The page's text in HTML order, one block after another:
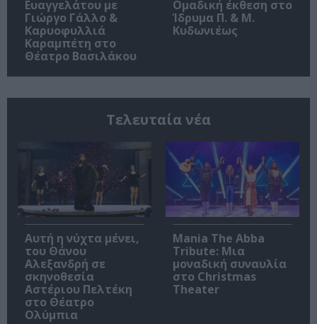
Ευαγγελάτου με
Γιώργο Γάλλο &
Καρυοφυλλιά
Καραμπέτη στο
Θέατρο Βασιλάκου
Ομαδική έκθεση στο
Ίδρυμα Π. & Μ.
Κυδωνιέως
Τελευταία νέα
Αυτή η νύχτα μένει,
του Θάνου
Αλεξανδρή σε
σκηνοθεσία
Αστέριου Πελτέκη
στο Θέατρο
Ολύμπια
Mania The Abba
Tribute: Μια
μοναδική συναυλία
στο Christmas
Theater